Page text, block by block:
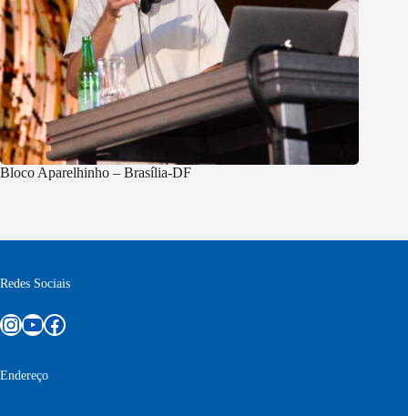
Bloco Aparelhinho – Brasília-DF
Redes Sociais
Instagram
Youtube
Facebook
Endereço